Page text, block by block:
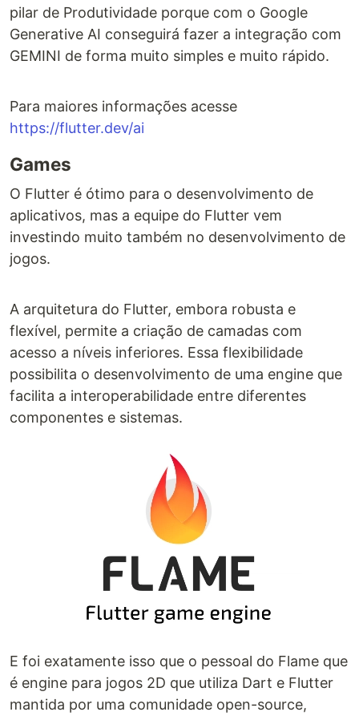
pilar de Produtividade porque com o Google
Generative AI conseguirá fazer a integração com
GEMINI de forma muito simples e muito rápido.
Para maiores informações acesse
https://flutter.dev/ai
Games
O Flutter é ótimo para o desenvolvimento de
aplicativos, mas a equipe do Flutter vem
investindo muito também no desenvolvimento de
jogos.
A arquitetura do Flutter, embora robusta e
flexível, permite a criação de camadas com
acesso a níveis inferiores. Essa flexibilidade
possibilita o desenvolvimento de uma engine que
facilita a interoperabilidade entre diferentes
componentes e sistemas.
E foi exatamente isso que o pessoal do Flame que
é engine para jogos 2D que utiliza Dart e Flutter
mantida por uma comunidade open-source,